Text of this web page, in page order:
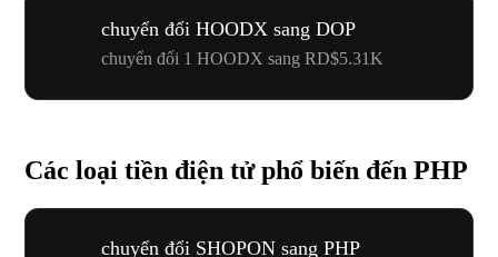
chuyển đổi HOODX sang DOP
chuyển đổi 1 HOODX sang RD$5.31K
Các loại tiền điện tử phổ biến đến PHP
chuyển đổi SHOPON sang PHP